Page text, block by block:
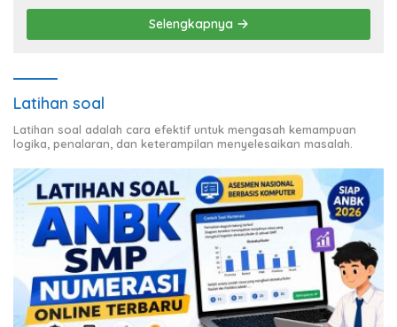
Selengkapnya
Latihan soal
Latihan soal adalah cara efektif untuk mengasah kemampuan
logika, penalaran, dan keterampilan menyelesaikan masalah.